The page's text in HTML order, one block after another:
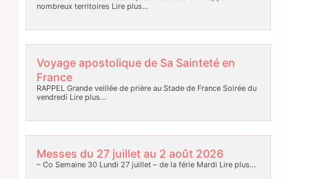
nombreux territoires Lire plus…
Voyage apostolique de Sa Sainteté en
France
RAPPEL Grande veillée de prière au Stade de France Soirée du
vendredi Lire plus…
Messes du 27 juillet au 2 août 2026
– Co Semaine 30 Lundi 27 juillet – de la férie Mardi Lire plus…